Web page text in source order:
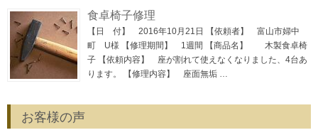
食卓椅子修理
【日 付】 2016年10月21日 【依頼者】 富山市婦中
町 U様 【修理期間】 1週間 【商品名】 木製食卓椅
子 【依頼内容】 座が割れて使えなくなりました、4台あ
ります。 【修理内容】 座面無垢 …
お客様の声